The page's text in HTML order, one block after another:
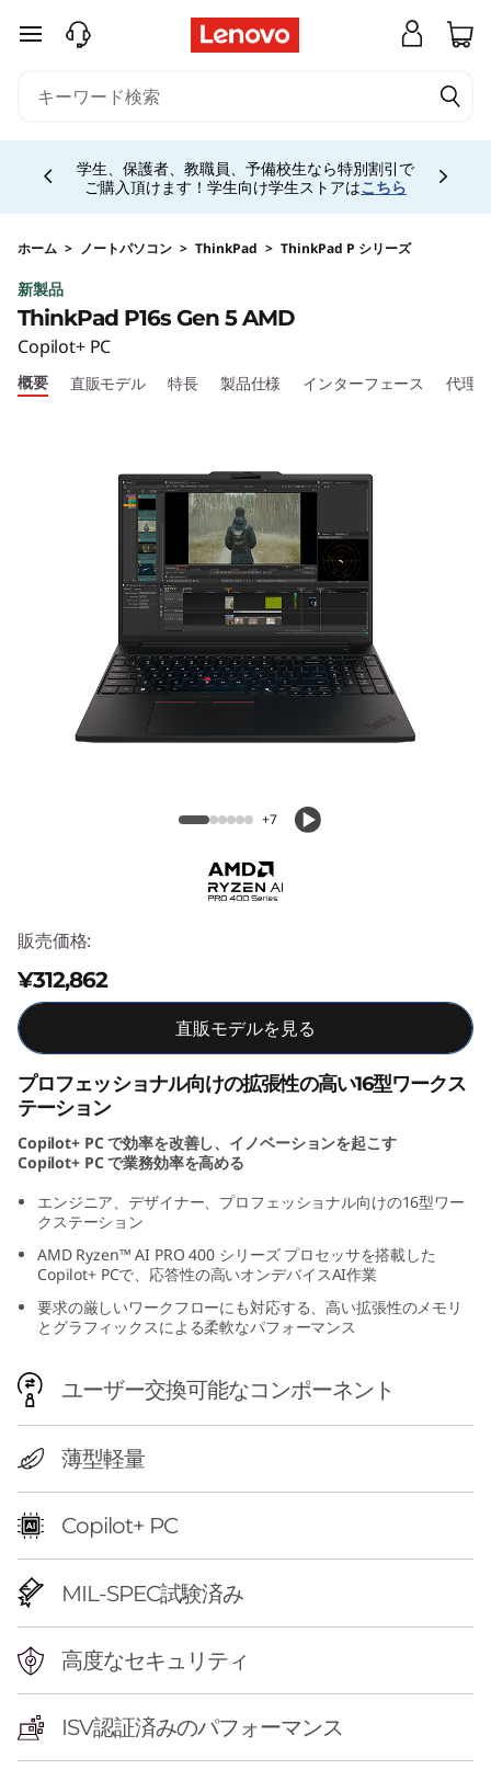
T
k
P
a
d
P
メインコンテンツにスキップする
学生、保護者、教職員、予備校生なら特別割引で
ご購入頂けます！学生向け学生ストアはこちら
ホーム > ノートパソコン > ThinkPad > ThinkPad P シリーズ
新製品
ThinkPad P16s Gen 5 AMD
Copilot+ PC
概要 直販モデル 特長 製品仕様 インターフェース 代理
+7
販売価格:
¥312,862
直販モデルを見る
プロフェッショナル向けの拡張性の高い16型ワークス
テーション
Copilot+ PC で効率を改善し、イノベーションを起こす
Copilot+ PC で業務効率を高める
エンジニア、デザイナー、プロフェッショナル向けの16型ワー
クステーション
AMD Ryzen™ AI PRO 400 シリーズ プロセッサを搭載した
Copilot+ PCで、応答性の高いオンデバイスAI作業
要求の厳しいワークフローにも対応する、高い拡張性のメモリ
とグラフィックスによる柔軟なパフォーマンス
ユーザー交換可能なコンポーネント
薄型軽量
Copilot+ PC
MIL-SPEC試験済み
高度なセキュリティ
ISV認証済みのパフォーマンス